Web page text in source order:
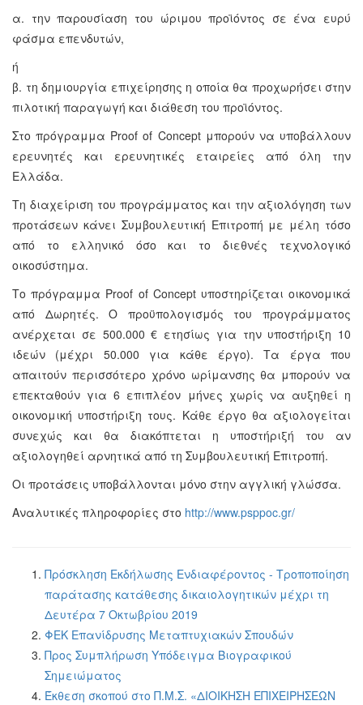
α. την παρουσίαση του ώριμου προϊόντος σε ένα ευρύ
φάσμα επενδυτών,
ή
β. τη δημιουργία επιχείρησης η οποία θα προχωρήσει στην
πιλοτική παραγωγή και διάθεση του προϊόντος.
Στο πρόγραμμα Proof of Concept μπορούν να υποβάλλουν
ερευνητές και ερευνητικές εταιρείες από όλη την
Ελλάδα.
Τη διαχείριση του προγράμματος και την αξιολόγηση των
προτάσεων κάνει Συμβουλευτική Επιτροπή με μέλη τόσο
από το ελληνικό όσο και το διεθνές τεχνολογικό
οικοσύστημα.
Το πρόγραμμα Proof of Concept υποστηρίζεται οικονομικά
από Δωρητές. Ο προϋπολογισμός του προγράμματος
ανέρχεται σε 500.000 € ετησίως για την υποστήριξη 10
ιδεών (μέχρι 50.000 για κάθε έργο). Τα έργα που
απαιτούν περισσότερο χρόνο ωρίμανσης θα μπορούν να
επεκταθούν για 6 επιπλέον μήνες χωρίς να αυξηθεί η
οικονομική υποστήριξη τους. Κάθε έργο θα αξιολογείται
συνεχώς και θα διακόπτεται η υποστήριξή του αν
αξιολογηθεί αρνητικά από τη Συμβουλευτική Επιτροπή.
Οι προτάσεις υποβάλλονται μόνο στην αγγλική γλώσσα.
Αναλυτικές πληροφορίες στο http://www.psppoc.gr/
Πρόσκληση Εκδήλωσης Ενδιαφέροντος - Τροποποίηση
παράτασης κατάθεσης δικαιολογητικών μέχρι τη
Δευτέρα 7 Οκτωβρίου 2019
ΦΕΚ Επανίδρυσης Μεταπτυχιακών Σπουδών
Προς Συμπλήρωση Υπόδειγμα Βιογραφικού
Σημειώματος
Έκθεση σκοπού στο Π.Μ.Σ. «ΔΙΟΙΚΗΣΗ ΕΠΙΧΕΙΡΗΣΕΩΝ